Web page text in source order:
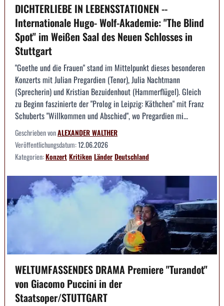
DICHTERLIEBE IN LEBENSSTATIONEN --
Internationale Hugo- Wolf-Akademie: "The Blind
Spot" im Weißen Saal des Neuen Schlosses in
Stuttgart
"Goethe und die Frauen" stand im Mittelpunkt dieses besonderen
Konzerts mit Julian Pregardien (Tenor), Julia Nachtmann
(Sprecherin) und Kristian Bezuidenhout (Hammerflügel). Gleich
zu Beginn faszinierte der "Prolog in Leipzig: Käthchen" mit Franz
Schuberts "Willkommen und Abschied", wo Pregardien mi...
Geschrieben vonALEXANDER WALTHER
Veröffentlichungsdatum:12.06.2026
Kategorien:KonzertKritikenLänderDeutschland
WELTUMFASSENDES DRAMA Premiere "Turandot"
von Giacomo Puccini in der
Staatsoper/STUTTGART